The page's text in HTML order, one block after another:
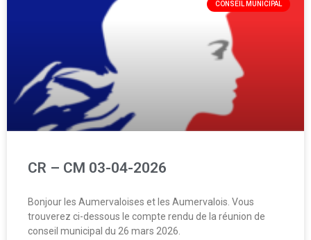
CONSEIL MUNICIPAL
CR – CM 03-04-2026
Bonjour les Aumervaloises et les Aumervalois. Vous
trouverez ci-dessous le compte rendu de la réunion de
conseil municipal du 26 mars 2026.